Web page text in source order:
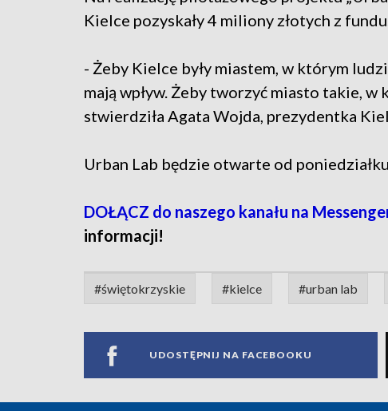
Kielce pozyskały 4 miliony złotych z
- Żeby Kielce były miastem, w którym
mają wpływ. Żeby tworzyć miasto takie,
stwierdziła Agata Wojda, prezydentka
Urban Lab będzie otwarte od
DOŁĄCZ do naszego kanału na
informacji!
#świętokrzyskie #kielce #urban lab
UDOSTĘPNIJ NA FACEBOOKU